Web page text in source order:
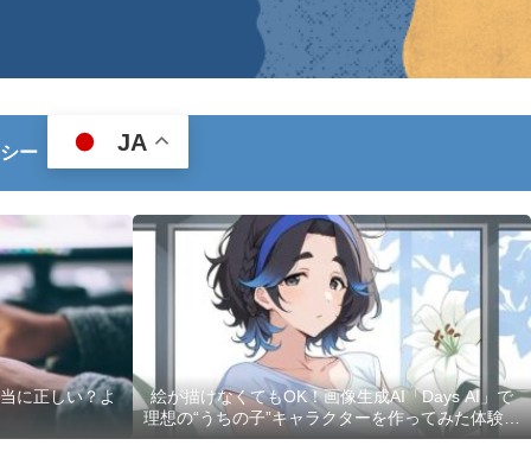
ー JA
に正しい？よ
絵が描けなくてもOK！画像生成AI「Days AI」で
理想の“うちの子”キャラクターを作ってみた体験レ
ポ